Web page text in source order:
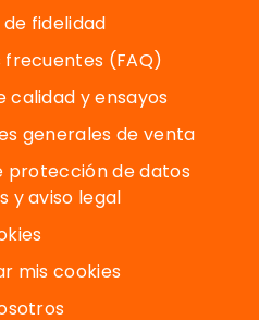
fidelidad
frecuentes (FAQ)
calidad y ensayos
generales de venta
protección de datos
y aviso legal
mis cookies